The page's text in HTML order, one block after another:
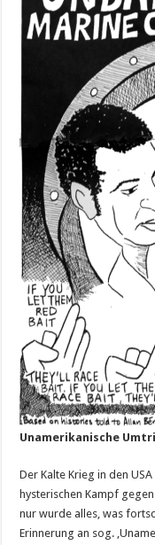
Unamerikanische
Der Kalte Krieg in den
hysterischen Kampf
nur wurde alles, was
Erinnerung an sog.